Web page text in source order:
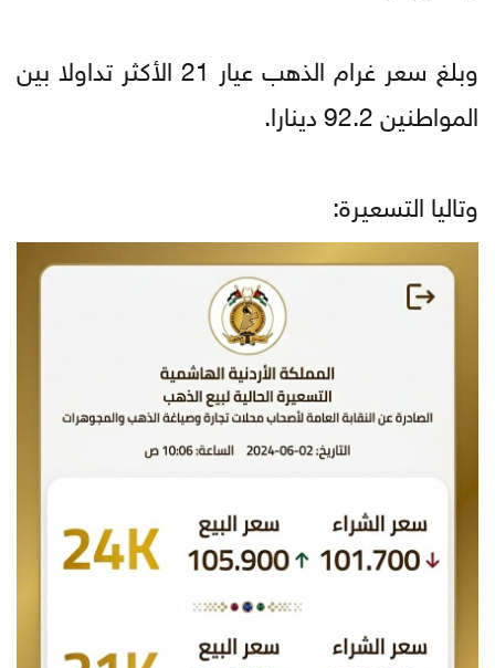
وبلغ سعر غرام الذهب عيار 21 الأكثر تداولا بين
المواطنين 92.2 دينارا.
وتاليا التسعيرة: